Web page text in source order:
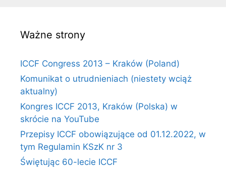
Ważne strony
ICCF Congress 2013 – Kraków (Poland)
Komunikat o utrudnieniach (niestety wciąż
aktualny)
Kongres ICCF 2013, Kraków (Polska) w
skrócie na YouTube
Przepisy ICCF obowiązujące od 01.12.2022, w
tym Regulamin KSzK nr 3
Świętując 60-lecie ICCF